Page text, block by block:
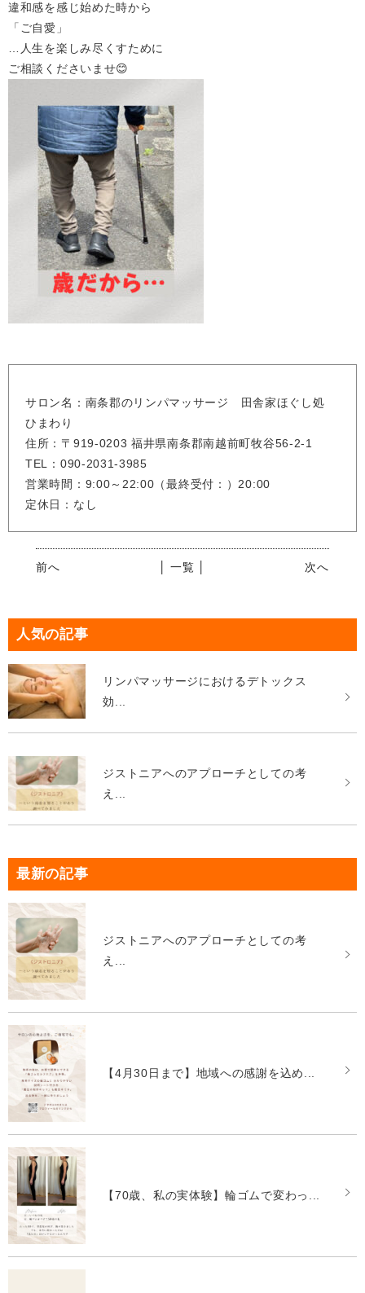
違和感を感じ始めた時から
「ご自愛」
…人生を楽しみ尽くすために
ご相談くださいませ😊
サロン名：南条郡のリンパマッサージ 田舎家ほぐし処
ひまわり
住所：〒919-0203 福井県南条郡南越前町牧谷56-2-1
TEL：090-2031-3985
営業時間：9:00～22:00（最終受付：）20:00
定休日：なし
前へ 次へ
│ 一覧 │
人気の記事
リンパマッサージにおけるデトックス
効...
ジストニアへのアプローチとしての考
え...
最新の記事
ジストニアへのアプローチとしての考
え...
【4月30日まで】地域への感謝を込め...
【70歳、私の実体験】輪ゴムで変わっ...